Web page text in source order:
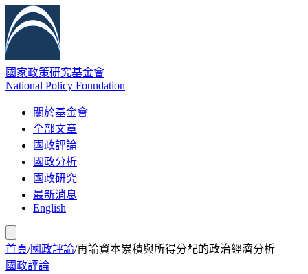
國家政策研究基金會
National Policy Foundation
關於基金會
全部文章
國政評論
國政分析
國政研究
最新消息
English
首頁/國政評論/再論資本累積與所得分配的政治經濟分析
國政評論